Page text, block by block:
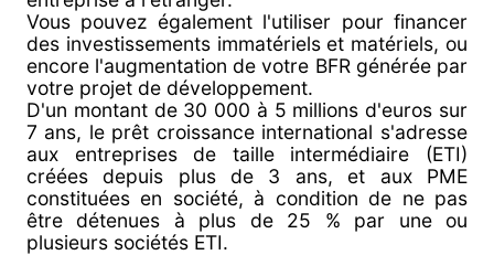
Vous pouvez également l'utiliser pour financer
des investissements immatériels et matériels, ou
encore l'augmentation de votre BFR générée par
votre projet de développement.
D'un montant de 30 000 à 5 millions d'euros sur
7 ans, le prêt croissance international s'adresse
aux entreprises de taille intermédiaire (ETI)
créées depuis plus de 3 ans, et aux PME
constituées en société, à condition de ne pas
être détenues à plus de 25 % par une ou
plusieurs sociétés ETI.